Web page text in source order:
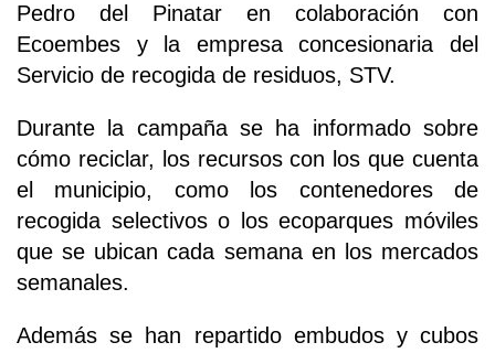
Pedro del Pinatar en colaboración con
Ecoembes y la empresa concesionaria del
Servicio de recogida de residuos, STV.
Durante la campaña se ha informado sobre
cómo reciclar, los recursos con los que cuenta
el municipio, como los contenedores de
recogida selectivos o los ecoparques móviles
que se ubican cada semana en los mercados
semanales.
Además se han repartido embudos y cubos